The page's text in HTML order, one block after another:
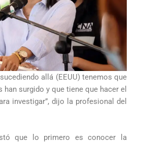
allá (EEUU) tenemos que
surgido y que tiene que hacer el
investigar”, dijo la profesional del
que lo primero es conocer la